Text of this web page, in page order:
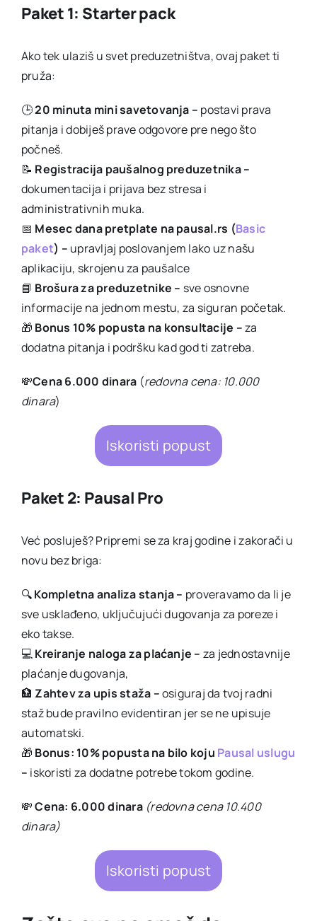
Paket 1: Starter pack
Ako tek ulaziš u svet preduzetništva, ovaj paket ti
pruža:
🕒20 minuta mini savetovanja – postavi prava
pitanja i dobiješ prave odgovore pre nego što
počneš.
📝 Registracija paušalnog preduzetnika –
dokumentacija i prijava bez stresa i
administrativnih muka.
📅 Mesec dana pretplate na pausal.rs (Basic
paket) – upravljaj poslovanjem lako uz našu
aplikaciju, skrojenu za paušalce
📘 Brošura za preduzetnike – sve osnovne
informacije na jednom mestu, za siguran početak.
🎁 Bonus 10% popusta na konsultacije –za
dodatna pitanja i podršku kad god ti zatreba.
💸Cena 6.000 dinara (redovna cena: 10.000
dinara)
Iskoristi popust
Paket 2: Pausal Pro
Već posluješ? Pripremi se za kraj godine i zakorači u
novu bez briga:
🔍Kompletna analiza stanja – proveravamo da li je
sve usklađeno, uključujući dugovanja za poreze i
eko takse.
💻Kreiranje naloga za plaćanje – za jednostavnije
plaćanje dugovanja,
🏦 Zahtev za upis staža –osiguraj da tvoj radni
staž bude pravilno evidentiran jer se ne upisuje
automatski.
🎁 Bonus: 10% popusta na bilo koju Pausal uslugu
– iskoristi za dodatne potrebe tokom godine.
💸Cena: 6.000 dinara (redovna cena 10.400
dinara)
Iskoristi popust